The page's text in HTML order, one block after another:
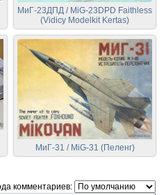
МиГ-23ДПД / MiG-23DPD Faithless
(Vidicy Modelkit Kertas)
МиГ-31 / MiG-31 (Пеленг)
комментариев: